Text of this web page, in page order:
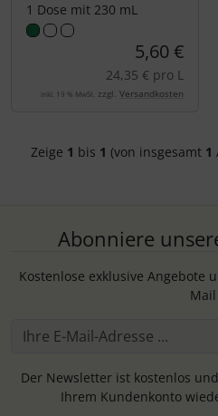
1 Dose mit 230 mL
5,60 €
24,35 € pro L
inkl. 19 % MwSt. zzgl. Versandkosten
Zeige 1 bis 1 (von insgesamt 1
Abonniere
Kostenlose exklusive Angebote
Mail
Der Newsletter ist kostenlos
Ihrem Kundenkonto